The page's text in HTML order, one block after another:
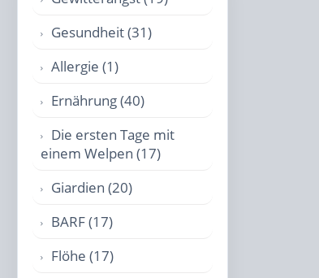
Gesundheit (31)
Allergie (1)
Ernährung (40)
Die ersten Tage mit
einem Welpen (17)
Giardien (20)
BARF (17)
Flöhe (17)